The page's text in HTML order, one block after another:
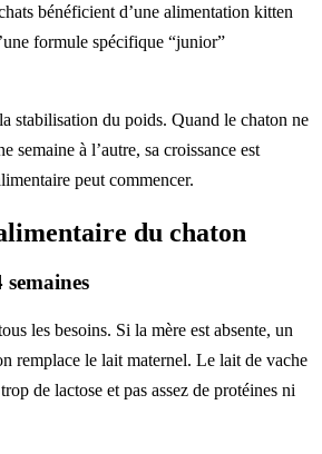
bénéficient d’une alimentation kitten
formule spécifique “junior”
stabilisation du poids. Quand le chaton ne
semaine à l’autre, sa croissance est
peut commencer.
du chaton
semaines
les besoins. Si la mère est absente, un
remplace le lait maternel. Le lait de vache
de lactose et pas assez de protéines ni